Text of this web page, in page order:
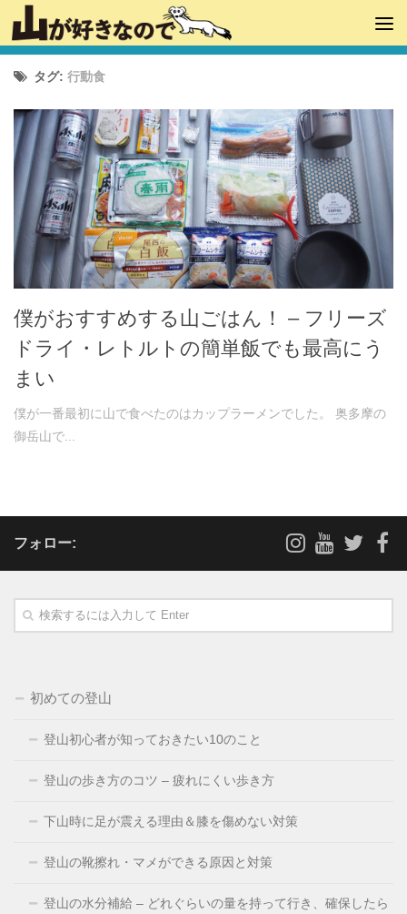
タグ: 行動食
僕がおすすめする山ごはん！ – フリーズ
ドライ・レトルトの簡単飯でも最高にう
まい
僕が一番最初に山で食べたのはカップラーメンでした。 奥多摩の
御岳山で...
フォロー:
初めての登山
登山初心者が知っておきたい10のこと
登山の歩き方のコツ – 疲れにくい歩き方
下山時に足が震える理由＆膝を傷めない対策
登山の靴擦れ・マメができる原因と対策
登山の水分補給 – どれぐらいの量を持って行き、確保したら